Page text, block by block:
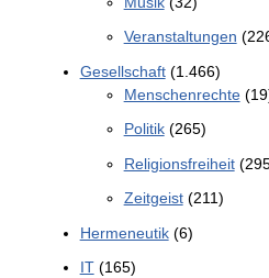
Veranstaltungen
Gesellschaft(1.466)
Menschenrechte
Politik(265)
Religionsfreiheit
Zeitgeist(211)
Hermeneutik(6)
IT(165)